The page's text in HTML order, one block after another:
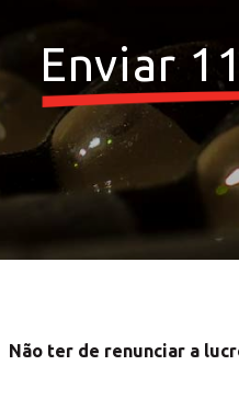
Enviar
Não ter de renunciar a
o seu